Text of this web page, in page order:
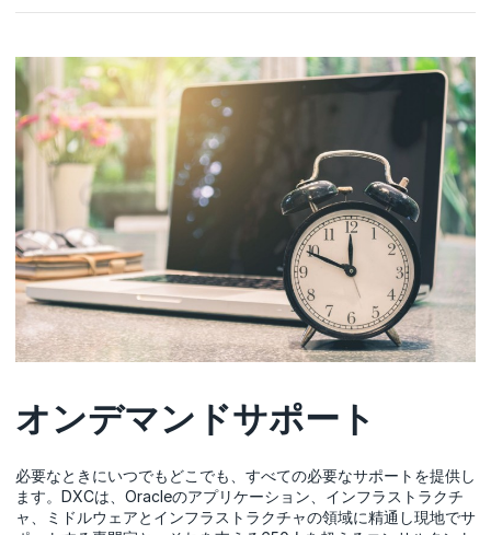
オンデマンドサポート
必要なときにいつでもどこでも、すべての必要なサポートを提供し
ます。DXCは、Oracleのアプリケーション、インフラストラクチ
ャ、ミドルウェアとインフラストラクチャの領域に精通し現地でサ